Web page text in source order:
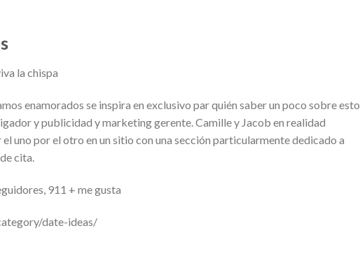
la chispa
enamorados se inspira en exclusivo par quién saber un poco sobre esto
y publicidad y marketing gerente. Camille y Jacob en realidad
uno por el otro en un sitio con una sección particularmente dedicado a
cita.
911 + me gusta
date-ideas/